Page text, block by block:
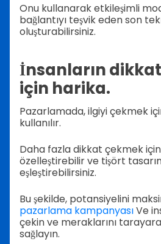
Onu kullanarak etkileşimli
bağlantıyı teşvik eden son
oluşturabilirsiniz.
İnsanların
için harika.
Pazarlamada, ilgiyi çekmek
kullanılır.
Daha fazla dikkat çekmek
özelleştirebilir ve tişört
eşleştirebilirsiniz.
Bu şekilde, potansiyelini
pazarlama kampanyasıVe
çekin ve meraklarını
sağlayın.